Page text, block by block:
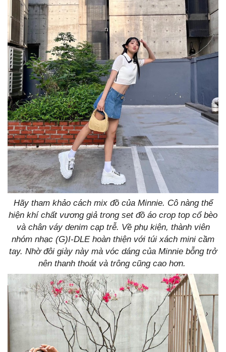
Hãy tham khảo cách mix đồ của Minnie. Cô nàng thể
hiện khí chất vương giả trong set đồ áo crop top cổ bèo
và chân váy denim cạp trễ. Về phụ kiện, thành viên
nhóm nhạc (G)I-DLE hoàn thiện với túi xách mini cầm
tay. Nhờ đôi giày này mà vóc dáng của Minnie bỗng trở
nên thanh thoát và trông cũng cao hơn.